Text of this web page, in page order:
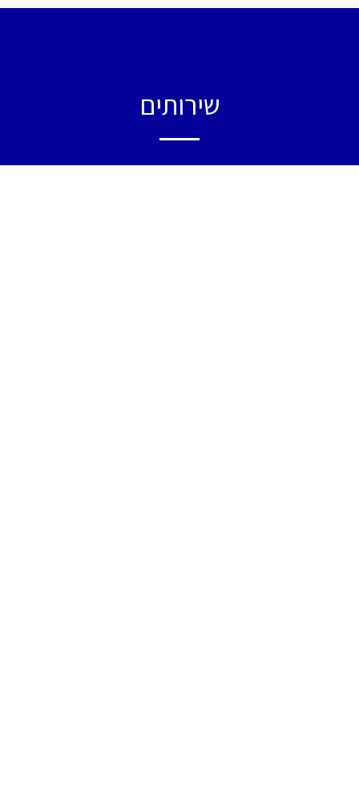
שירותים